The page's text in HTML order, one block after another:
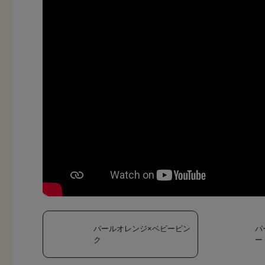
パールオレンジ×ベビーピン
ク
パ
ー